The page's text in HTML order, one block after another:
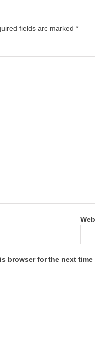
fields are marked *
browser for the next time